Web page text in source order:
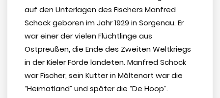
auf den Unterlagen des Fischers Manfred
Schock geboren im Jahr 1929 in Sorgenau. Er
war einer der vielen Flüchtlinge aus
Ostpreußen, die Ende des Zweiten Weltkriegs
in der Kieler Förde landeten. Manfred Schock
war Fischer, sein Kutter in Möltenort war die
“Heimatland” und später die “De Hoop”.